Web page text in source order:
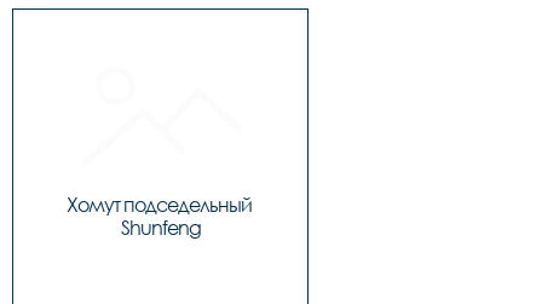
Хомут подседельный
Shunfeng